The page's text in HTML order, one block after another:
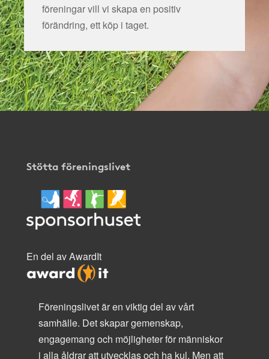
föreningar vill vi skapa en positiv
förändring, ett köp i taget.
Stötta föreningslivet
En del av AwardIt
Föreningslivet är en viktig del av vårt
samhälle. Det skapar gemenskap,
engagemang och möjligheter för människor
i alla åldrar att utvecklas och ha kul. Men att